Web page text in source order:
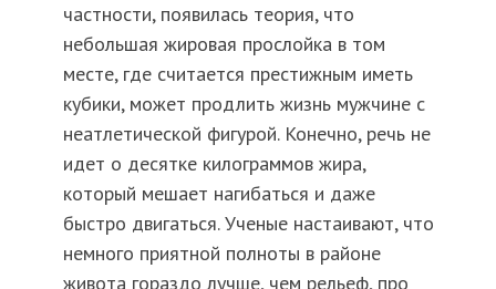
частности, появилась теория, что
небольшая жировая прослойка в том
месте, где считается престижным иметь
кубики, может продлить жизнь мужчине с
неатлетической фигурой. Конечно, речь не
идет о десятке килограммов жира,
который мешает нагибаться и даже
быстро двигаться. Ученые настаивают, что
немного приятной полноты в районе
живота гораздо лучше, чем рельеф, про